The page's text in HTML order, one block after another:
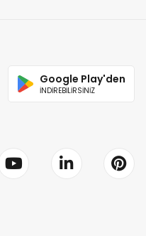
Google Play'den
İNDİREBİLİRSİNİZ